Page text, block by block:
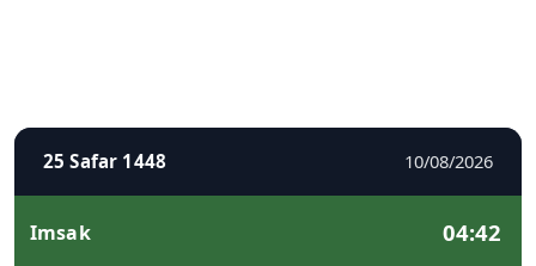
25 Safar 1448 10/08/2026
Imsak 04:42